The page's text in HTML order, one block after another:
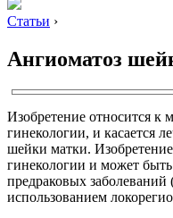
Статьи ›
Ангиоматоз
Изобретение относится к
гинекологии, и касается
шейки матки.
гинекологии и может
предраковых
использованием